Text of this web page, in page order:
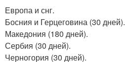
Европа и снг.
Босния и Герцеговина (30 дней).
Македония (180 дней).
Сербия (30 дней).
Черногория (30 дней).